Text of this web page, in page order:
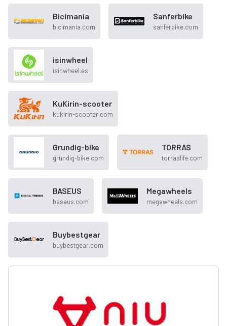
Bicimania
bicimania.com
Sanferbike
sanferbike.com
isinwheel
isinwheel.es
KuKirin-scooter
kukirin-scooter.com
Grundig-bike
grundig-bike.com
TORRAS
torraslife.com
BASEUS
baseus.com
Megawheels
megawheels.com
Buybestgear
buybestgear.com